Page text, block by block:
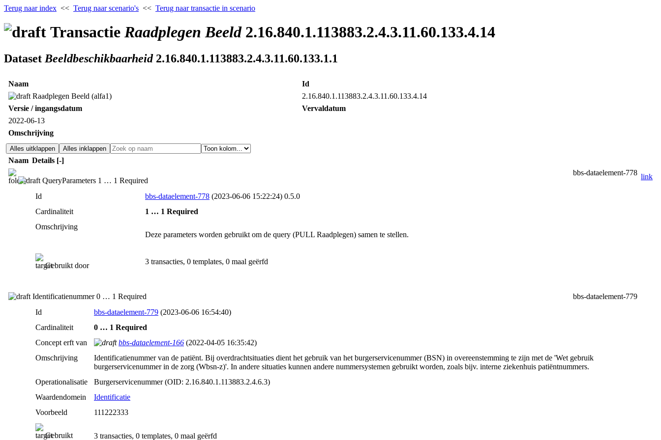
Terug naar index << Terug naar scenario's << Terug naar transactie in scenario
Transactie Raadplegen Beeld2.16.840.1.113883.2.4.3.11.60.133.4.14
Dataset Beeldbeschikbaarheid2.16.840.1.113883.2.4.3.11.60.133.1.1
Naam
Id
Raadplegen Beeld (alfa1)
2.16.840.1.113883.2.4.3.11.60.133.4.14
Versie / ingangsdatum
Vervaldatum
2022‑06‑13
Omschrijving
Alles uitklappen Alles inklappen
Naam Details [‑]
QueryParameters 1 … 1 Required
bbs-dataelement-778 link
Id bbs-dataelement-778 (2023‑06‑06 15:22:24) 0.5.0
Cardinaliteit
1 … 1 Required
Omschrijving
Deze parameters worden gebruikt om de query (PULL Raadplegen) samen te stellen.
Gebruikt door 3 transacties, 0 templates, 0 maal geërfd
Identificatienummer 0 … 1 Required
bbs-dataelement-779
Id
bbs-dataelement-779 (2023‑06‑06 16:54:40)
Cardinaliteit
0 … 1 Required
Concept erft van
bbs-dataelement-166 (2022‑04‑05 16:35:42)
Omschrijving
Identificatienummer van de patiënt. Bij overdrachtsituaties dient het gebruik van het burgerservicenummer (BSN) in overeenstemming te zijn met de 'Wet gebruik
burgerservicenummer in de zorg (Wbsn-z)'. In andere situaties kunnen andere nummersystemen gebruikt worden, zoals bijv. interne ziekenhuis patiëntnummers.
Operationalisatie
Burgerservicenummer (OID: 2.16.840.1.113883.2.4.6.3)
Waardendomein
Identificatie
Voorbeeld
111222333
Gebruikt
3 transacties, 0 templates, 0 maal geërfd